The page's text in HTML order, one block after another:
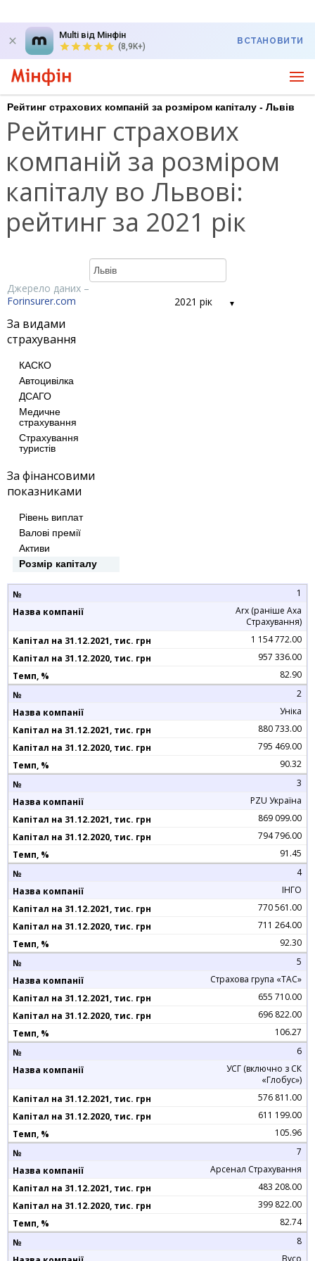
Multi від Мінфін
(8,9K+)
ВСТАНОВИТИ
Рейтинг страхових компаній за розміром капіталу - Львів
Рейтинг страхових
компаній за розміром
капіталу во Львові:
рейтинг за 2021 рік
2021 рік
Джерело даних –
Forinsurer.com
За видами
страхування
КАСКО
Автоцивілка
ДСАГО
Медичне
страхування
Страхування
туристів
За фінансовими
показниками
Рівень виплат
Валові премії
Активи
Розмір капіталу
1
Arx (раніше Axa
Страхування)
1 154 772.00
957 336.00
82.90
2
Уніка
880 733.00
795 469.00
90.32
3
PZU Україна
869 099.00
794 796.00
91.45
4
ІНГО
770 561.00
711 264.00
92.30
5
Страхова група «ТАС»
655 710.00
696 822.00
106.27
6
УСГ (включно з СК
«Глобус»)
576 811.00
611 199.00
105.96
7
Арсенал Страхування
483 208.00
399 822.00
82.74
8
Вусо